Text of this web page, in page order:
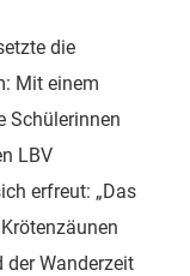
die
Mit einem
Schülerinnen
LBV
erfreut: „Das
Wanderzeit